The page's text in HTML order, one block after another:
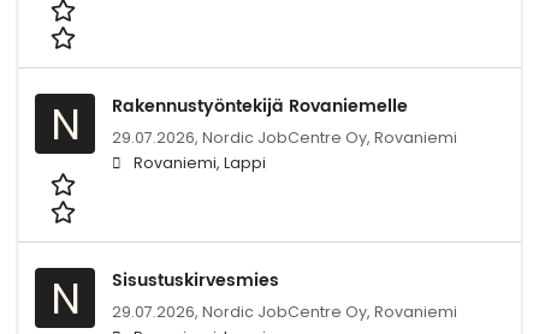
N Rakennustyöntekijä Rovaniemelle
29.07.2026, Nordic JobCentre Oy, Rovaniemi
Rovaniemi, Lappi
N Sisustuskirvesmies
29.07.2026, Nordic JobCentre Oy, Rovaniemi